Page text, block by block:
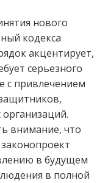
нового
кодекса
акцентирует,
серьезного
с привлечением
внимание, что
в будущем
в полной